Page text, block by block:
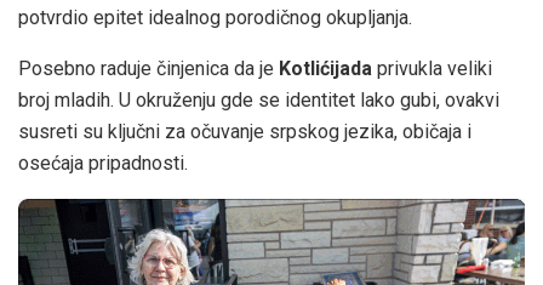
potvrdio epitet idealnog porodičnog okupljanja.
Posebno raduje činjenica da je Kotlićijada privukla veliki
broj mladih. U okruženju gde se identitet lako gubi, ovakvi
susreti su ključni za očuvanje srpskog jezika, običaja i
osećaja pripadnosti.